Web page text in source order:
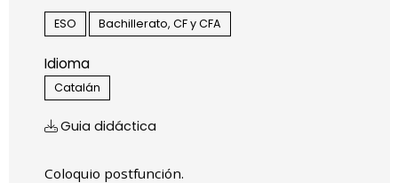
ESO Bachillerato, CF y CFA
Idioma
Catalán
Guia didáctica
Coloquio postfunción.